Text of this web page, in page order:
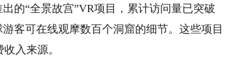
的“全景故宫”VR项目，累计访问量已突破
客可在线观摩数百个洞窟的细节。这些项目
入来源。